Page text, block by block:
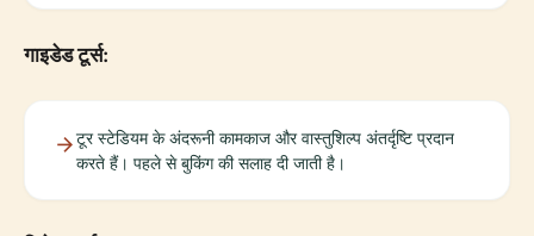
गाइडेड टूर्स:
टूर स्टेडियम के अंदरूनी कामकाज और वास्तुशिल्प अंतर्दृष्टि प्रदान
करते हैं। पहले से बुकिंग की सलाह दी जाती है।